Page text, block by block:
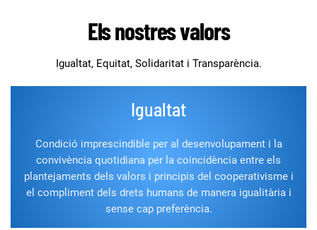
Els nostres valors
Igualtat, Equitat, Solidaritat i Transparència.
Igualtat
Condició imprescindible per al desenvolupament i la
convivència quotidiana per la coincidència entre els
plantejaments dels valors i principis del cooperativisme i
el compliment dels drets humans de manera igualitària i
sense cap preferència.